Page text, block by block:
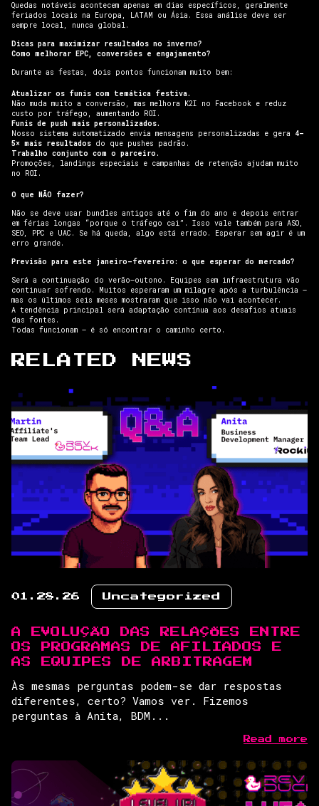
Quedas notáveis acontecem apenas em dias específicos, geralmente
feriados locais na Europa, LATAM ou Ásia. Essa análise deve ser
sempre local, nunca global.
Dicas para maximizar resultados no inverno?
Como melhorar EPC, conversões e engajamento?
Durante as festas, dois pontos funcionam muito bem:
Atualizar os funis com temática festiva.
Não muda muito a conversão, mas melhora K2I no Facebook e reduz
custo por tráfego, aumentando ROI.
Funis de push mais personalizados.
Nosso sistema automatizado envia mensagens personalizadas e gera 4–
5× mais resultados do que pushes padrão.
Trabalho conjunto com o parceiro.
Promoções, landings especiais e campanhas de retenção ajudam muito
no ROI.
O que NÃO fazer?
Não se deve usar bundles antigos até o fim do ano e depois entrar
em férias longas “porque o tráfego cai”. Isso vale também para ASO,
SEO, PPC e UAC. Se há queda, algo está errado. Esperar sem agir é um
erro grande.
Previsão para este janeiro–fevereiro: o que esperar do mercado?
Será a continuação do verão–outono. Equipes sem infraestrutura vão
continuar sofrendo. Muitos esperaram um milagre após a turbulência —
mas os últimos seis meses mostraram que isso não vai acontecer.
A tendência principal será adaptação contínua aos desafios atuais
das fontes.
Todas funcionam — é só encontrar o caminho certo.
RELATED NEWS
01.28.26 Uncategorized
A EVOLUÇÃO DAS RELAÇÕES ENTRE
OS PROGRAMAS DE AFILIADOS E
AS EQUIPES DE ARBITRAGEM
Às mesmas perguntas podem-se dar respostas
diferentes, certo? Vamos ver. Fizemos
perguntas à Anita, BDM...
Read more